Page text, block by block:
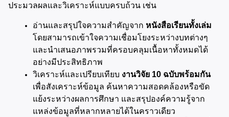
ประมวลผลและวิเคราะห์แบบครบถ้วน เช่น
อ่านและสรุปใจความสำคัญจาก หนังสือเรียนทั้งเล่ม
โดยสามารถเข้าใจความเชื่อมโยงระหว่างบทต่างๆ
และนำเสนอภาพรวมที่ครอบคลุมเนื้อหาทั้งหมดได้
อย่างมีประสิทธิภาพ
วิเคราะห์และเปรียบเทียบ งานวิจัย 10 ฉบับพร้อมกัน
เพื่อสังเคราะห์ข้อมูล ค้นหาความสอดคล้องหรือขัด
แย้งระหว่างผลการศึกษา และสรุปองค์ความรู้จาก
แหล่งข้อมูลที่หลากหลายได้ในคราวเดียว